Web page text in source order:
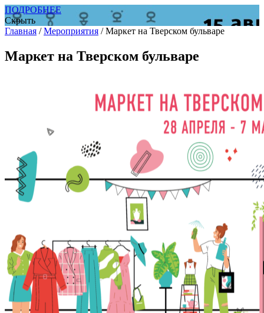
ПОДРОБНЕЕ
Скрыть
Главная / Мероприятия / Маркет на Тверском бульваре
Маркет на Тверском бульваре